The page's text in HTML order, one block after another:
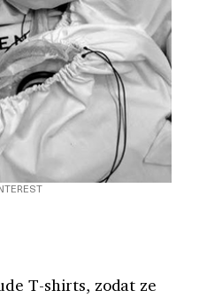
T-shirts, zodat ze